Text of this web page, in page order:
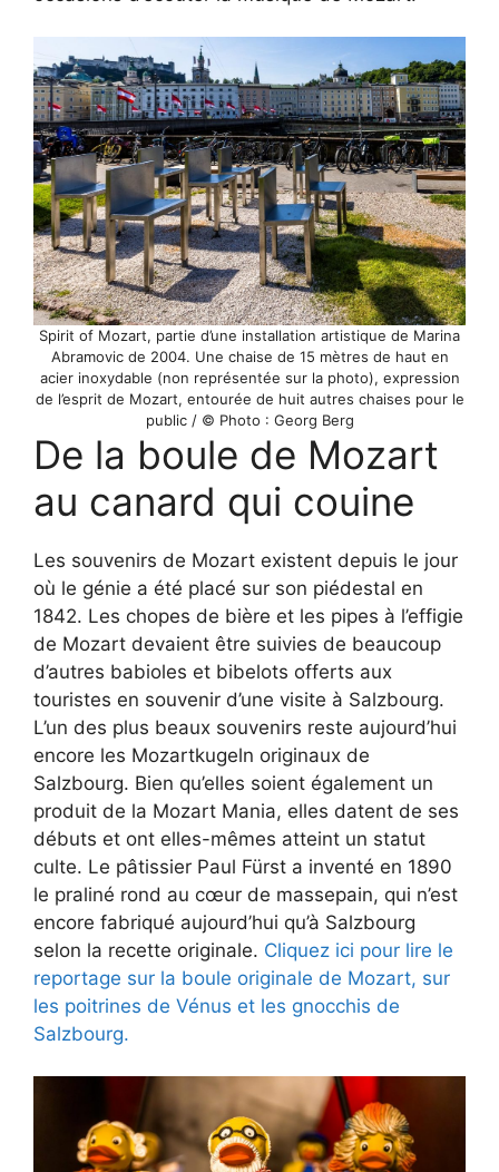
Spirit of Mozart, partie d’une installation artistique de Marina
Abramovic de 2004. Une chaise de 15 mètres de haut en
acier inoxydable (non représentée sur la photo), expression
de l’esprit de Mozart, entourée de huit autres chaises pour le
public / © Photo : Georg Berg
De la boule de Mozart
au canard qui couine
Les souvenirs de Mozart existent depuis le jour
où le génie a été placé sur son piédestal en
1842. Les chopes de bière et les pipes à l’effigie
de Mozart devaient être suivies de beaucoup
d’autres babioles et bibelots offerts aux
touristes en souvenir d’une visite à Salzbourg.
L’un des plus beaux souvenirs reste aujourd’hui
encore les Mozartkugeln originaux de
Salzbourg. Bien qu’elles soient également un
produit de la Mozart Mania, elles datent de ses
débuts et ont elles-mêmes atteint un statut
culte. Le pâtissier Paul Fürst a inventé en 1890
le praliné rond au cœur de massepain, qui n’est
encore fabriqué aujourd’hui qu’à Salzbourg
selon la recette originale. Cliquez ici pour lire le
reportage sur la boule originale de Mozart, sur
les poitrines de Vénus et les gnocchis de
Salzbourg.